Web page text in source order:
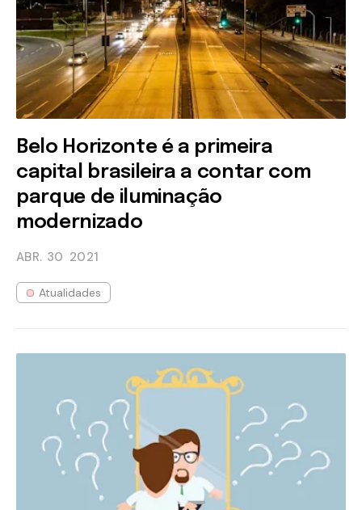
Belo Horizonte é a primeira
capital brasileira a contar com
parque de iluminação
modernizado
ABR. 30 2021
Atualidades